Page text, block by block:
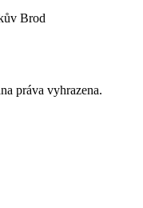
Brod
práva vyhrazena.